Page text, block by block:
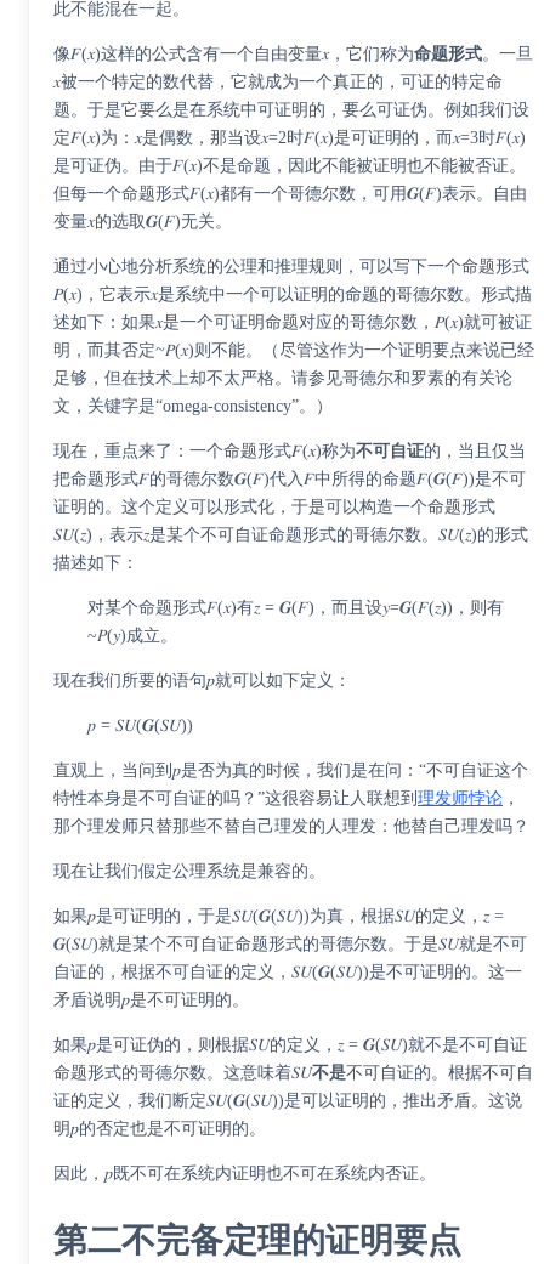
此不能混在一起。
像𝐹(𝑥)这样的公式含有一个自由变量𝑥，它们称为命题形式。一旦
𝑥被一个特定的数代替，它就成为一个真正的，可证的特定命
题。于是它要么是在系统中可证明的，要么可证伪。例如我们设
定𝐹(𝑥)为：𝑥是偶数，那当设𝑥=2时𝐹(𝑥)是可证明的，而𝑥=3时𝐹(𝑥)
是可证伪。由于𝐹(𝑥)不是命题，因此不能被证明也不能被否证。
但每一个命题形式𝐹(𝑥)都有一个哥德尔数，可用𝑮(𝐹)表示。自由
变量𝑥的选取𝑮(𝐹)无关。
通过小心地分析系统的公理和推理规则，可以写下一个命题形式
𝑃(𝑥)，它表示𝑥是系统中一个可以证明的命题的哥德尔数。形式描
述如下：如果𝑥是一个可证明命题对应的哥德尔数，𝑃(𝑥)就可被证
明，而其否定~𝑃(𝑥)则不能。（尽管这作为一个证明要点来说已经
足够，但在技术上却不太严格。请参见哥德尔和罗素的有关论
文，关键字是“omega-consistency”。）
现在，重点来了：一个命题形式𝐹(𝑥)称为不可自证的，当且仅当
把命题形式𝐹的哥德尔数𝑮(𝐹)代入𝐹中所得的命题𝐹(𝑮(𝐹))是不可
证明的。这个定义可以形式化，于是可以构造一个命题形式
𝑆𝑈(𝑧)，表示𝑧是某个不可自证命题形式的哥德尔数。𝑆𝑈(𝑧)的形式
描述如下：
对某个命题形式𝐹(𝑥)有𝑧 = 𝑮(𝐹)，而且设𝑦=𝑮(𝐹(𝑧))，则有
~𝑃(𝑦)成立。
现在我们所要的语句𝑝就可以如下定义：
𝑝 = 𝑆𝑈(𝑮(𝑆𝑈))
直观上，当问到𝑝是否为真的时候，我们是在问：“不可自证这个
特性本身是不可自证的吗？”这很容易让人联想到 理发师悖论 ，
那个理发师只替那些不替自己理发的人理发：他替自己理发吗？
现在让我们假定公理系统是兼容的。
如果𝑝是可证明的，于是𝑆𝑈(𝑮(𝑆𝑈))为真，根据𝑆𝑈的定义，𝑧 =
𝑮(𝑆𝑈)就是某个不可自证命题形式的哥德尔数。于是𝑆𝑈就是不可
自证的，根据不可自证的定义，𝑆𝑈(𝑮(𝑆𝑈))是不可证明的。这一
矛盾说明𝑝是不可证明的。
如果𝑝是可证伪的，则根据𝑆𝑈的定义，𝑧 = 𝑮(𝑆𝑈)就不是不可自证
命题形式的哥德尔数。这意味着𝑆𝑈不是不可自证的。根据不可自
证的定义，我们断定𝑆𝑈(𝑮(𝑆𝑈))是可以证明的，推出矛盾。这说
明𝑝的否定也是不可证明的。
因此，𝑝既不可在系统内证明也不可在系统内否证。
第二不完备定理的证明要点